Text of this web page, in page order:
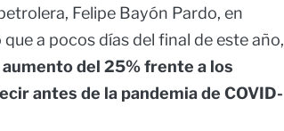
Felipe Bayón Pardo, en
a pocos días del final de este año,
aumento del 25% frente a los
antes de la pandemia de COVID-